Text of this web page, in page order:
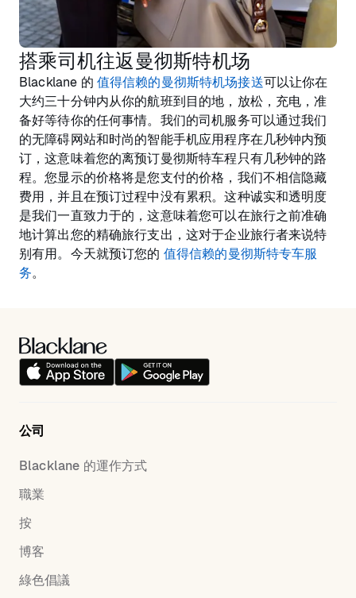
搭乘司机往返曼彻斯特机场
Blacklane 的 值得信赖的曼彻斯特机场接送可以让你在
大约三十分钟内从你的航班到目的地，放松，充电，准
备好等待你的任何事情。我们的司机服务可以通过我们
的无障碍网站和时尚的智能手机应用程序在几秒钟内预
订，这意味着您的离预订曼彻斯特车程只有几秒钟的路
程。您显示的价格将是您支付的价格，我们不相信隐藏
费用，并且在预订过程中没有累积。这种诚实和透明度
是我们一直致力于的，这意味着您可以在旅行之前准确
地计算出您的精确旅行支出，这对于企业旅行者来说特
别有用。今天就预订您的 值得信赖的曼彻斯特专车服
务。
公司
Blacklane 的運作方式
職業
按
博客
綠色倡議